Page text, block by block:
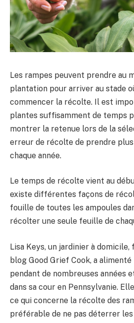
Les rampes peuvent prendre au
plantation pour arriver au stade
commencer la récolte. Il est
plantes suffisamment de temps
montrer la retenue lors de la
erreur de récolte de prendre
chaque année.
Le temps de récolte vient au
existe différentes façons de
fouille de toutes les ampoules
récolter une seule feuille de
Lisa Keys, un jardinier à
blog Good Grief Cook, a
pendant de nombreuses années
dans sa cour en Pennsylvanie.
ce qui concerne la récolte des
préférable de ne pas déterrer les